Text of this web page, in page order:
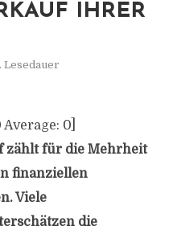
IHRER
Lesedauer
Average: 0]
zählt für die Mehrheit
finanziellen
Viele
die